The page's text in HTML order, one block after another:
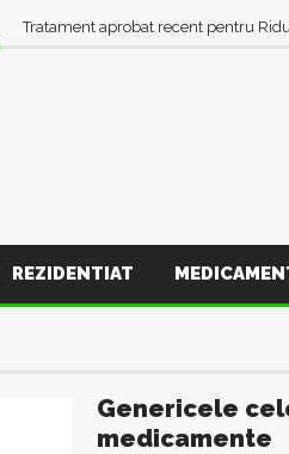
Tratament aprobat recent pentru
REZIDENTIAT
Genericele
medicamente